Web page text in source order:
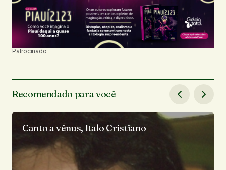
Patrocinado
Recomendado para você
Canto a vênus, Italo Cristiano